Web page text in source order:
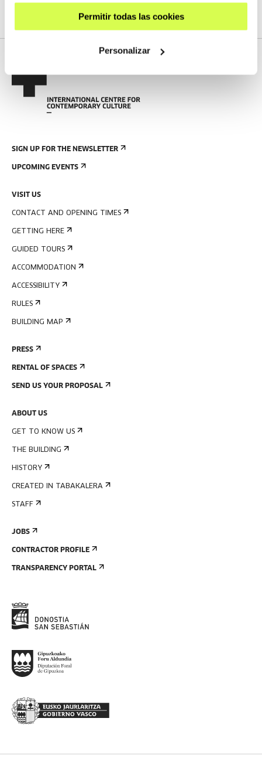
Permitir todas las cookies
Personalizar
SIGN UP FOR THE NEWSLETTER
UPCOMING EVENTS
VISIT US
CONTACT AND OPENING TIMES
GETTING HERE
GUIDED TOURS
ACCOMMODATION
ACCESSIBILITY
RULES
BUILDING MAP
PRESS
RENTAL OF SPACES
SEND US YOUR PROPOSAL
ABOUT US
GET TO KNOW US
THE BUILDING
HISTORY
CREATED IN TABAKALERA
STAFF
JOBS
CONTRACTOR PROFILE
TRANSPARENCY PORTAL